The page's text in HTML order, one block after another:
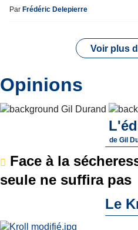
Par Frédéric Delepierre
Voir plus
Opinions
de Gil
Face à la
seule ne suffira pas
Le